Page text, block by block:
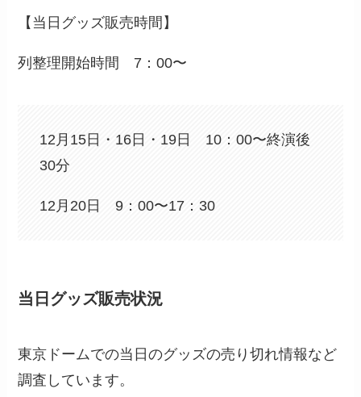
【当日グッズ販売時間】
列整理開始時間 7：00〜
12月15日・16日・19日 10：00〜終演後
30分
12月20日 9：00〜17：30
当日グッズ販売状況
東京ドームでの当日のグッズの売り切れ情報など
調査しています。